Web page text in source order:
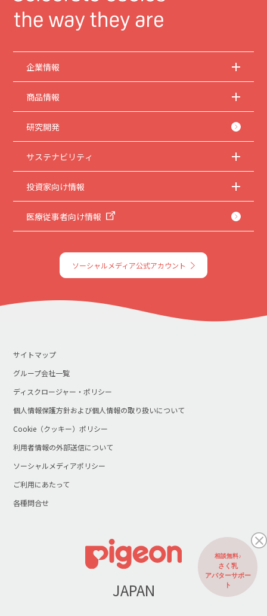
企業情報
商品情報
研究開発
サステナビリティ
投資家向け情報
医療従事者向け情報
ソーシャルメディア公式アカウント
サイトマップ
グループ会社一覧
ディスクロージャー・ポリシー
個人情報保護方針および個人情報の取り扱いについて
Cookie（クッキー）ポリシー
利用者情報の外部送信について
ソーシャルメディアポリシー
ご利用にあたって
各種問合せ
JAPAN
相談無料♪
さく乳
アバターサポー
ト